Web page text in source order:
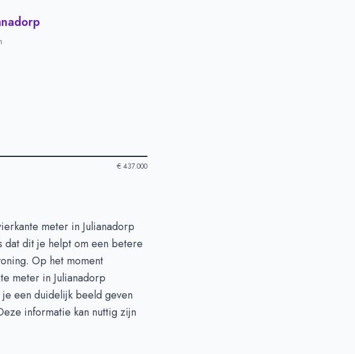
€ 437.000
meter in Julianadorp
dat dit je helpt om een betere
Op het moment
meter in Julianadorp
een duidelijk beeld geven
informatie kan nuttig zijn